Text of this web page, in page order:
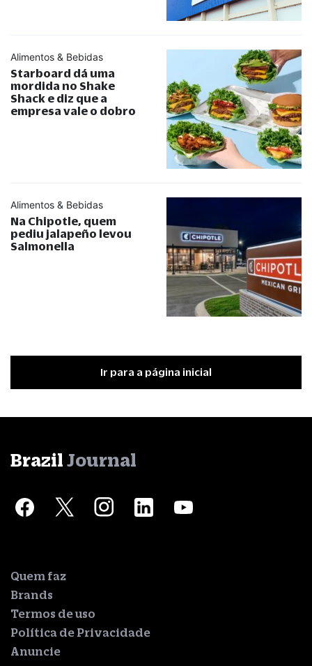
Alimentos & Bebidas
Starboard dá uma
mordida no Shake
Shack e diz que a
empresa vale o dobro
Alimentos & Bebidas
Na Chipotle, quem
pediu jalapeño levou
Salmonella
Ir para a página inicial
Brazil Journal
Quem faz
Brands
Termos de uso
Política de Privacidade
Anuncie